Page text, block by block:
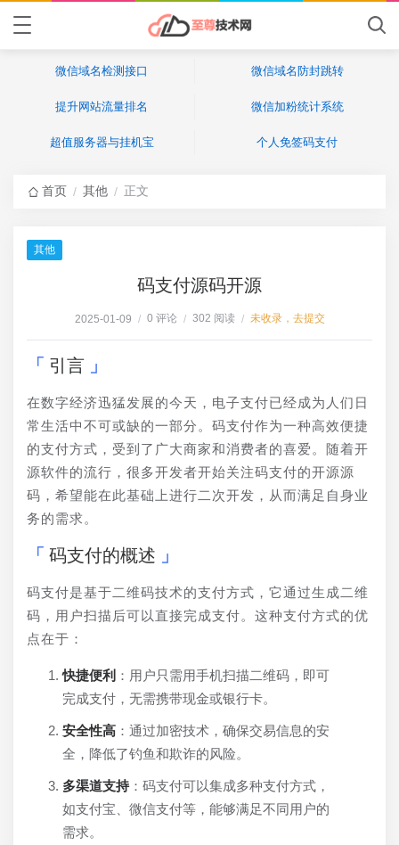
微信域名检测接口 微信域名防封跳转
提升网站流量排名 微信加粉统计系统
超值服务器与挂机宝 个人免签码支付
首页 / 其他 / 正文
其他
码支付源码开源
2025-01-09 / 0 评论 / 302 阅读 / 未收录，去提交
引言
在数字经济迅猛发展的今天，电子支付已经成为人们日
常生活中不可或缺的一部分。码支付作为一种高效便捷
的支付方式，受到了广大商家和消费者的喜爱。随着开
源软件的流行，很多开发者开始关注码支付的开源源
码，希望能在此基础上进行二次开发，从而满足自身业
务的需求。
码支付的概述
码支付是基于二维码技术的支付方式，它通过生成二维
码，用户扫描后可以直接完成支付。这种支付方式的优
点在于：
快捷便利 ：用户只需用手机扫描二维码，即可
完成支付，无需携带现金或银行卡。
安全性高 ：通过加密技术，确保交易信息的安
全，降低了钓鱼和欺诈的风险。
多渠道支持：码支付可以集成多种支付方式，
如支付宝、微信支付等，能够满足不同用户的
需求。